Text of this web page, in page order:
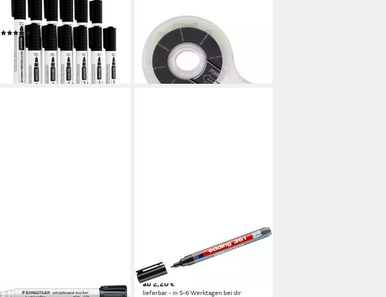
Whiteboard Marker ALLboards
Whiteboard-Marker-Set – 12 Stück
(2)
6,39 €
lieferbar - in 4-5 Werktagen bei dir
+1
Linien selbstklebend, im Spender, 15
m / 3 mm
8,95 €
lieferbar - in 6-8 Werktagen bei dir
lieferbar - in 2-3 Werktagen bei dir
Whiteboard Marker
Whiteboardmarker edding 361
nachfüllbar 1mm schwarz
ab 2,20 €
lieferbar - in 5-6 Werktagen bei dir